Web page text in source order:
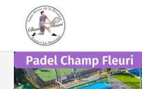
contenu